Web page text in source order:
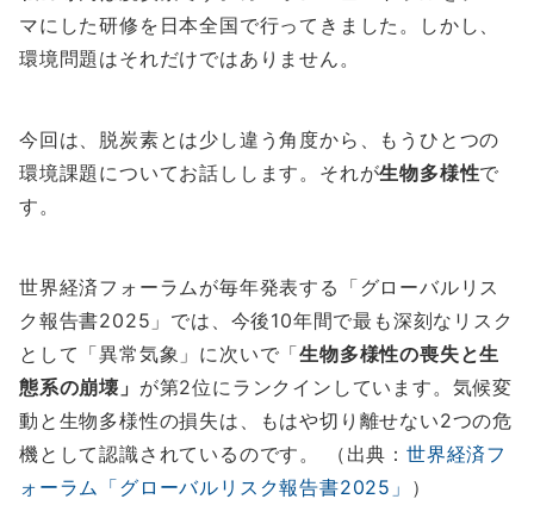
マにした研修を日本全国で行ってきました。しかし、
環境問題はそれだけではありません。
今回は、脱炭素とは少し違う角度から、もうひとつの
環境課題についてお話しします。それが生物多様性で
す。
世界経済フォーラムが毎年発表する「グローバルリス
ク報告書2025」では、今後10年間で最も深刻なリスク
として「異常気象」に次いで「生物多様性の喪失と生
態系の崩壊」 が第2位にランクインしています。気候変
動と生物多様性の損失は、もはや切り離せない2つの危
機として認識されているのです。 （出典： 世界経済フ
ォーラム「グローバルリスク報告書2025」 ）